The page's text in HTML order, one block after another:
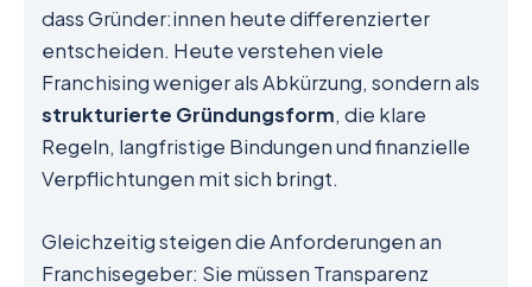
dass Gründer:innen heute differenzierter
entscheiden. Heute verstehen viele
Franchising weniger als Abkürzung, sondern als
strukturierte Gründungsform, die klare
Regeln, langfristige Bindungen und finanzielle
Verpflichtungen mit sich bringt.
Gleichzeitig steigen die Anforderungen an
Franchisegeber: Sie müssen Transparenz